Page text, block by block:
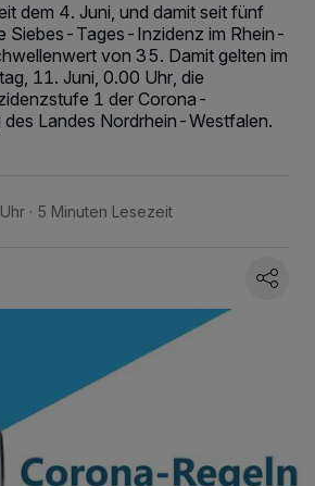
dem 4. Juni, und damit seit fünf
Siebes-Tages-Inzidenz im Rhein-
von 35. Damit gelten im
11. Juni, 0.00 Uhr, die
1 der Corona-
Landes Nordrhein-Westfalen.
5 Minuten Lesezeit